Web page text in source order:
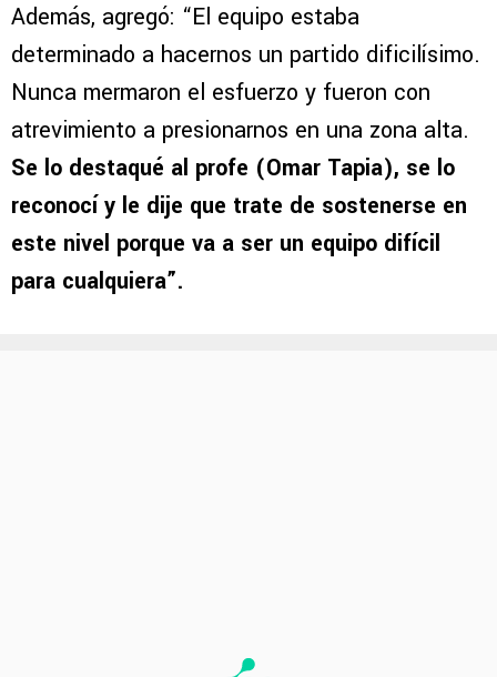
Además, agregó: “El equipo estaba
determinado a hacernos un partido dificilísimo.
Nunca mermaron el esfuerzo y fueron con
atrevimiento a presionarnos en una zona alta.
Se lo destaqué al profe (Omar Tapia), se lo
reconocí y le dije que trate de sostenerse en
este nivel porque va a ser un equipo difícil
para cualquiera”.